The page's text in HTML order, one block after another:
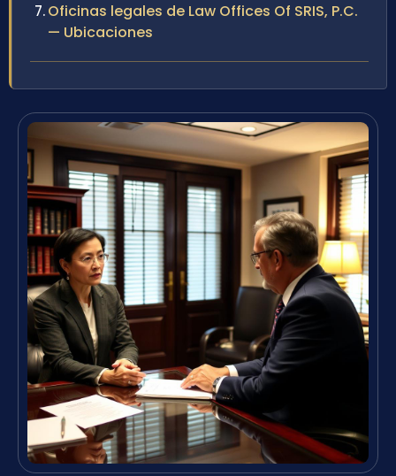
Oficinas legales de Law Offices Of SRIS, P.C.
— Ubicaciones